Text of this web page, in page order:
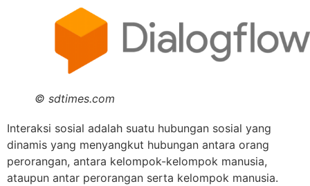
© sdtimes.com
Interaksi sosial adalah suatu hubungan sosial yang
dinamis yang menyangkut hubungan antara orang
perorangan, antara kelompok-kelompok manusia,
ataupun antar perorangan serta kelompok manusia.